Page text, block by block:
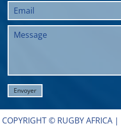
COPYRIGHT © RUGBY AFRICA |